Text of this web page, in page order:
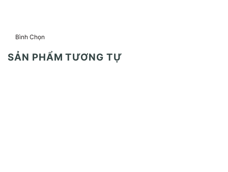
Bình Chọn
SẢN PHẨM TƯƠNG TỰ